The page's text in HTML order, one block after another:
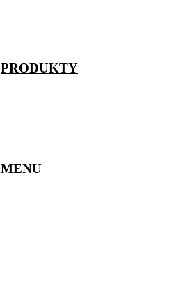
PRODUKTY
MENU